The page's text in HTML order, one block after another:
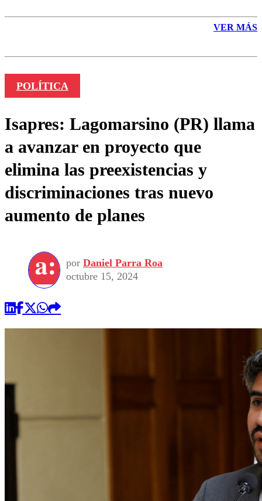
VER MÁS
POLÍTICA
Isapres: Lagomarsino (PR) llama
a avanzar en proyecto que
elimina las preexistencias y
discriminaciones tras nuevo
aumento de planes
por Daniel Parra Roa
octubre 15, 2024